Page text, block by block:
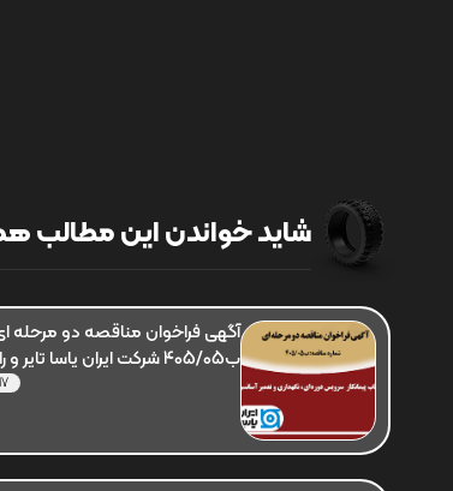
شاید خواندن این مطالب
آگهی فراخوان مناقصه دو مرحله
ب405/05 شرکت ایران یاسا تایر و رابر
17 مرداد 1405